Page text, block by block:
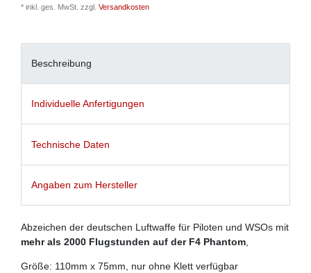
* inkl. ges. MwSt. zzgl. Versandkosten
Beschreibung
Individuelle Anfertigungen
Technische Daten
Angaben zum Hersteller
Abzeichen der deutschen Luftwaffe für Piloten und WSOs mit
mehr als 2000 Flugstunden auf der F4 Phantom
Größe: 110mm x 75mm, nur ohne Klett verfügbar